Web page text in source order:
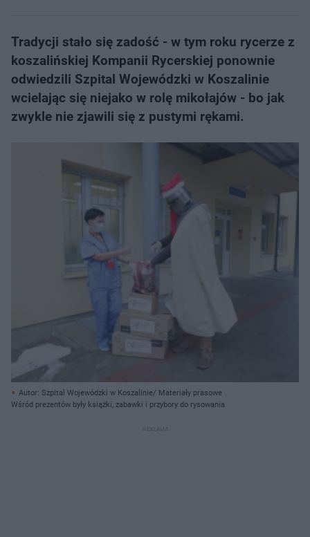
Tradycji stało się zadość - w tym roku rycerze z
koszalińskiej Kompanii Rycerskiej ponownie
odwiedzili Szpital Wojewódzki w Koszalinie
wcielając się niejako w rolę mikołajów - bo jak
zwykle nie zjawili się z pustymi rękami.
Autor: Szpital Wojewódzki w Koszalinie/ Materiały prasowe
Wśród prezentów były książki, zabawki i przybory do rysowania